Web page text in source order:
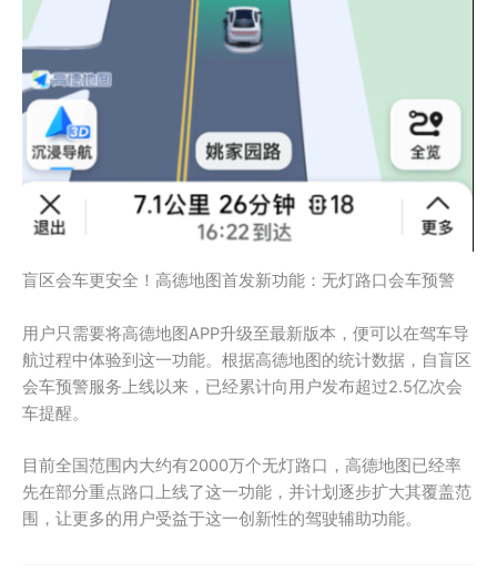
盲区会车更安全！高德地图首发新功能：无灯路口会车预警
用户只需要将高德地图APP升级至最新版本，便可以在驾车导
航过程中体验到这一功能。根据高德地图的统计数据，自盲区
会车预警服务上线以来，已经累计向用户发布超过2.5亿次会
车提醒。
目前全国范围内大约有2000万个无灯路口，高德地图已经率
先在部分重点路口上线了这一功能，并计划逐步扩大其覆盖范
围，让更多的用户受益于这一创新性的驾驶辅助功能。